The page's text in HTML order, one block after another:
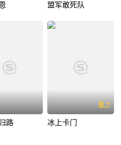
盟军敢死队
路
8.7
冰上卡门